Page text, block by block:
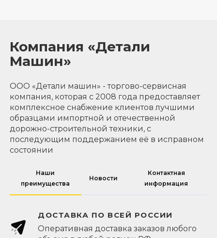
Компания «Детали
Машин»
ООО «Детали машин» - торгово-сервисная
компания, которая с 2008 года предоставляет
комплексное снабжение клиентов лучшими
образцами импортной и отечественной
дорожно-строительной техники, с
последующим поддержанием её в исправном
состоянии
Наши
преимущества
Новости
Контактная
информация
ДОСТАВКА ПО ВСЕЙ РОССИИ
Оперативная доставка заказов любого